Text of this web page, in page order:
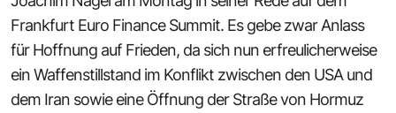
Frankfurt Euro Finance Summit. Es gebe zwar Anlass
für Hoffnung auf Frieden, da sich nun erfreulicherweise
ein Waffenstillstand im Konflikt zwischen den USA und
dem Iran sowie eine Öffnung der Straße von Hormuz